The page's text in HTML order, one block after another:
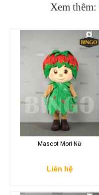
Xem thêm:
Mascot Mori Nữ
Liên hệ